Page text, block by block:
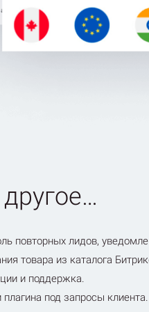
повторных лидов,
товара из каталога
и поддержка.
под запросы клиента.